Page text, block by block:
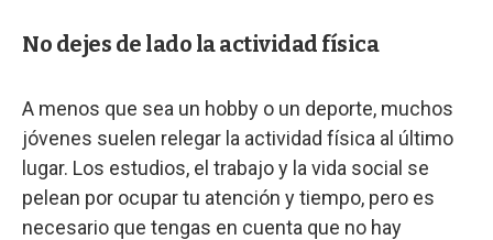
No dejes de lado la actividad física
A menos que sea un hobby o un deporte, muchos
jóvenes suelen relegar la actividad física al último
lugar. Los estudios, el trabajo y la vida social se
pelean por ocupar tu atención y tiempo, pero es
necesario que tengas en cuenta que no hay